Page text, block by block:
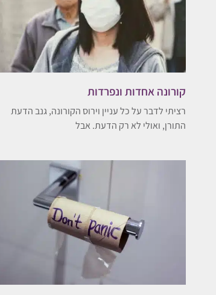
קורונה אחדות ונפרדות
רציתי לדבר על כל עניין וירוס הקורונה, גנב הדעת
התורן, ואולי לא רק הדעת. אבל